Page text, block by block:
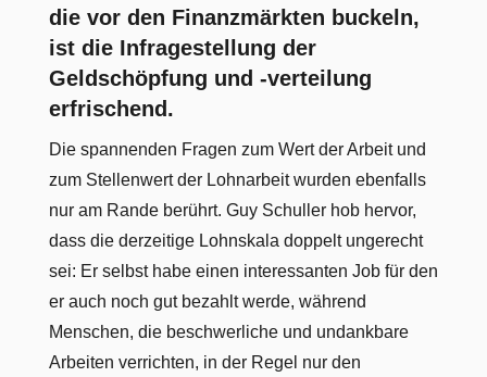
die vor den Finanzmärkten buckeln,
ist die Infragestellung der
Geldschöpfung und -verteilung
erfrischend.
Die spannenden Fragen zum Wert der Arbeit und
zum Stellenwert der Lohnarbeit wurden ebenfalls
nur am Rande berührt. Guy Schuller hob hervor,
dass die derzeitige Lohnskala doppelt ungerecht
sei: Er selbst habe einen interessanten Job für den
er auch noch gut bezahlt werde, während
Menschen, die beschwerliche und undankbare
Arbeiten verrichten, in der Regel nur den